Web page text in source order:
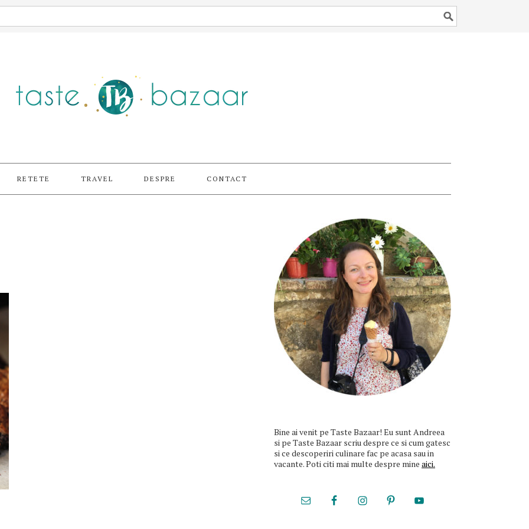
RETETE TRAVEL DESPRE CONTACT
Bine ai venit pe Taste Bazaar! Eu sunt Andreea
si pe Taste Bazaar scriu despre ce si cum gatesc
si ce descoperiri culinare fac pe acasa sau in
vacante. Poti citi mai multe despre mine aici.